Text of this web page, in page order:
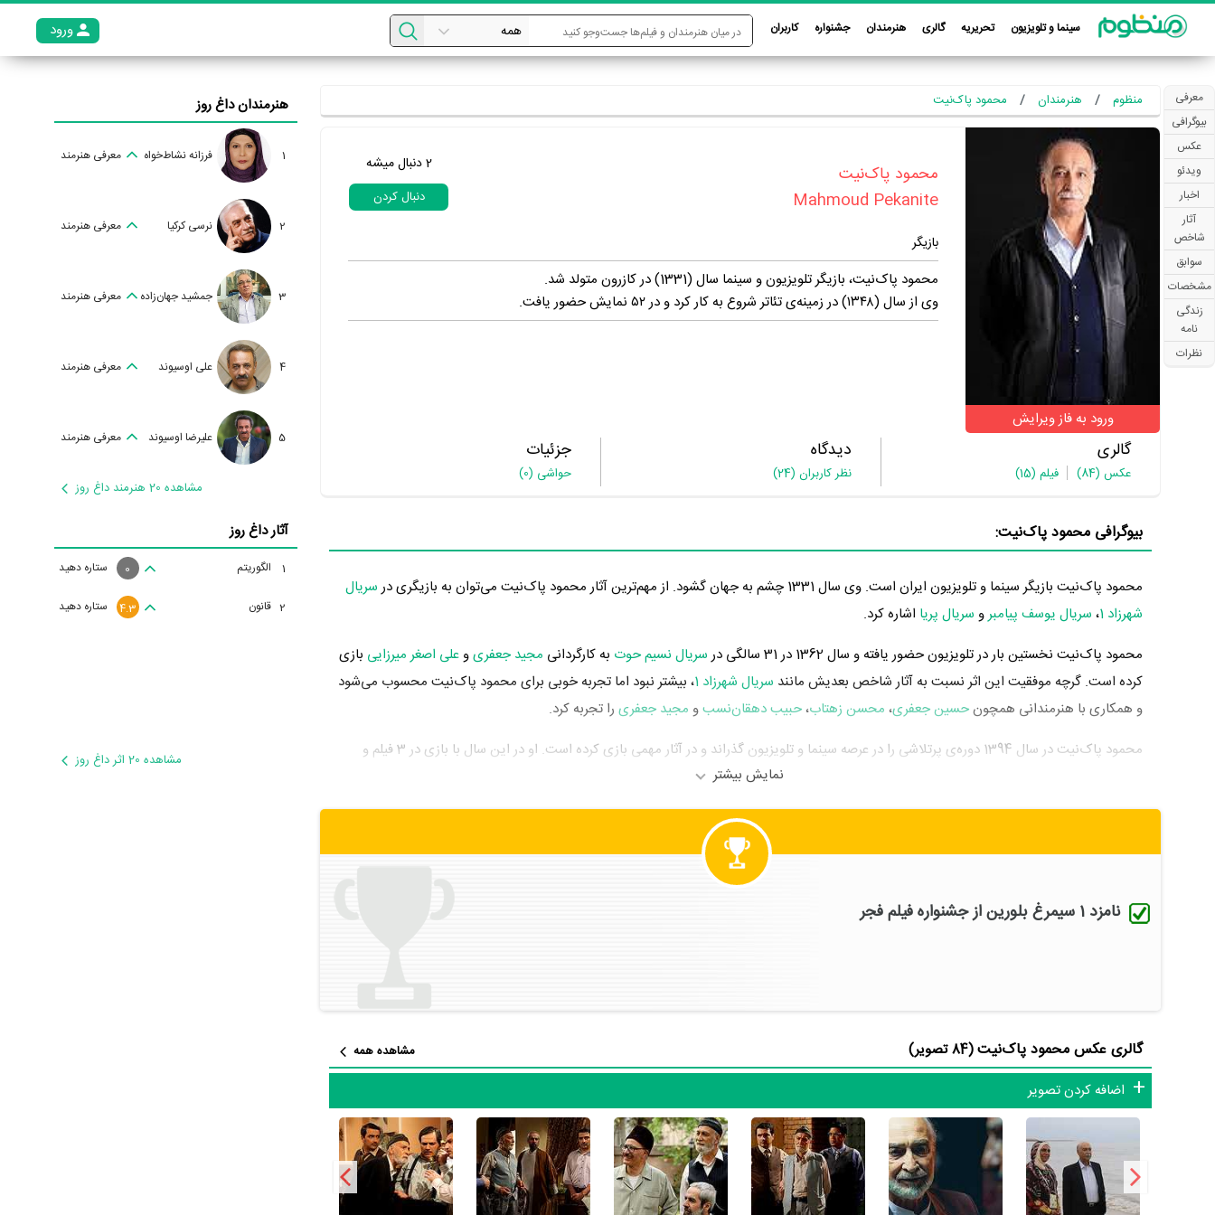
سینما و تلویزیون تحریریه گالری هنرمندان جشنواره کاربران ورود
معرفی
بیوگرافی
عکس
ویدئو
اخبار
آثار
شاخص
سوابق
مشخصات
زندگی
نامه
نظرات
منظوم هنرمندان محمود‌ پاک‌نیت
ورود به فاز ویرایش
‏محمود‌ پاک‌نیت‏
Mahmoud Pekanite
2دنبال میشه
دنبال کردن
بازیگر
محمود‌ پاک‌نیت، بازیگر تلویزیون و سینما سال (1331) در کازرون متولد شد.
وی از سال (۱۳۴۸) در زمینه‌ی تئاتر شروع به کار کرد و در ۵۲ نمایش حضور یافت.
گالری
عکس (84) فیلم (15)
دیدگاه
نظر کاربران (24)
جزئیات
حواشی (0)
بیوگرافی محمود‌ پاک‌نیت:
محمود‌ پاک‌نیت بازیگر سینما و تلویزیون ایران است. وی سال 1331 چشم به جهان گشود. از مهم‌ترین آثار محمود‌ پاک‌نیت می‌توان به بازیگری در
سریال
شهرزاد 1 ، سریال یوسف پیامبرو سریال پریا اشاره کرد.
محمود‌ پاک‌نیت نخستین بار در تلویزیون حضور یافته و سال 1362 در 31 سالگی در
سریال نسیم حوت به کارگردانی مجید جعفریو علی اصغر میرزایی بازی
کرده است. گرچه موفقیت این اثر نسبت به آثار شاخص بعدیش مانند سریال شهرزاد 1 ، بیشتر نبود اما تجربه خوبی برای محمود‌ پاک‌نیت محسوب می‌شود
و همکاری با هنرمندانی همچونحسین جعفری، محسن زهتاب،حبیب دهقان‌نسبو مجید جعفری را تجربه کرد.
محمود‌ پاک‌نیت در سال 1394 دوره‌ی پرتلاشی را در عرصه سینما و تلویزیون گذراند و در آثار مهمی بازی کرده است. او در این سال با بازی در 3 فیلم و
سریال مهم سینما و تلویزیون خود را به مردم معرفی کرد. آثار مهم محمود‌ پاک‌نیت در این سال، بازیگری در
عسگرپور،سریال شهرزاد 1 به کارگردانیحسن فتحیوفیلم عشقولانسبه کارگردانیسید محسن ماهینیمحسوب می‌شود.
سریال شهرزاد 1 بوده است. محمود‌ پاک‌نیت سال 1394 در 63 سالگی در
نقش مهمی بازی کرده است که توانست با مهارت خود، آن نقش و همچنین خودش را میان مخاطبان تلویزیون مطرح کند. او در این سریال با
حسن فتحی
همکاری داشته است. محمود‌ پاک‌نیت توانست با بازی در
بازیگرانی نظیر علی نصیریان،ترانه علیدوستی ،سید شهاب حسینی
فرج‌الله سلحشور
سیمرغ برای جایزه سیمرغ بلورین نقش اول مرد نامزد شود.
کتایون ریاحی با 7 مرتبه، محمدعلی کشاورز با 6 مرتبه، زهرا سعیدی با 6 مرتبه و محمدمهدی فقیه با 6 مرتبه بیشترین همکاری را با محمود‌ پاک‌نیت
داشته‌اند.
یکی از ویژگی‌های حرفه‌ای بیوگرافی محمود‌ پاک‌نیت آن هست که در مدت زمان بازیگری خود، هم در تلویزیون و هم در سینما بازی کرده است. محمود‌
نمایش بیشتر
نامزد 1 سیمرغ بلورین از جشنواره فیلم فجر
گالری عکس محمود‌ پاک‌نیت(84 تصویر) مشاهده همه
اضافه کردن تصویر
هنرمندان داغ روز
1 فرزانه نشاط‌خواه معرفی هنرمند
2 نرسی کرکیا معرفی هنرمند
3 جمشید جهان‌زاده معرفی هنرمند
4 علی اوسیوند معرفی هنرمند
5 علیرضا اوسیوند معرفی هنرمند
مشاهده 20 هنرمند داغ روز
آثار داغ روز
1 الگوریتم ستاره دهید 0
2 قانون ستاره دهید 4.3
مشاهده 20 اثر داغ روز